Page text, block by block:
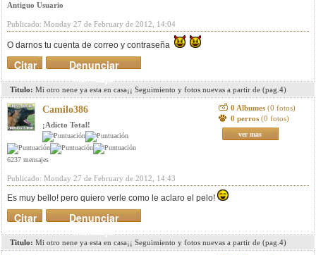
Antiguo Usuario
Publicado: Monday 27 de February de 2012, 14:04
O darnos tu cuenta de correo y contraseña
Denunciar
mensaje
Citar
Titulo: Mi otro nene ya esta en casa¡¡ Seguimiento y fotos nuevas a partir de (pag.4)
Camilo386
¡Adicto Total!
6237 mensajes
0 Albumes (0 fotos)
0 perros (0 fotos)
ver mas
Publicado: Monday 27 de February de 2012, 14:43
Es muy bello! pero quiero verle como le aclaro el pelo!
Denunciar
mensaje
Citar
Titulo: Mi otro nene ya esta en casa¡¡ Seguimiento y fotos nuevas a partir de (pag.4)